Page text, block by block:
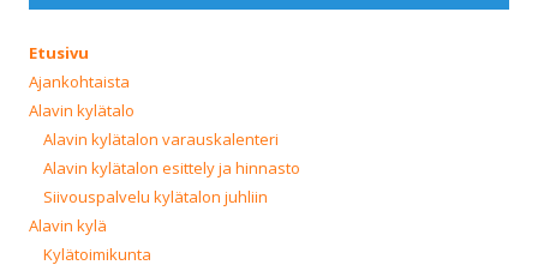
Etusivu
Ajankohtaista
Alavin kylätalo
Alavin kylätalon varauskalenteri
Alavin kylätalon esittely ja hinnasto
Siivouspalvelu kylätalon juhliin
Alavin kylä
Kylätoimikunta